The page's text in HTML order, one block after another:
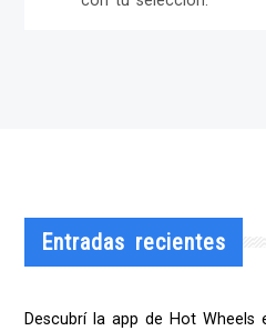
Entradas recientes
Descubrí la app de Hot Wheels